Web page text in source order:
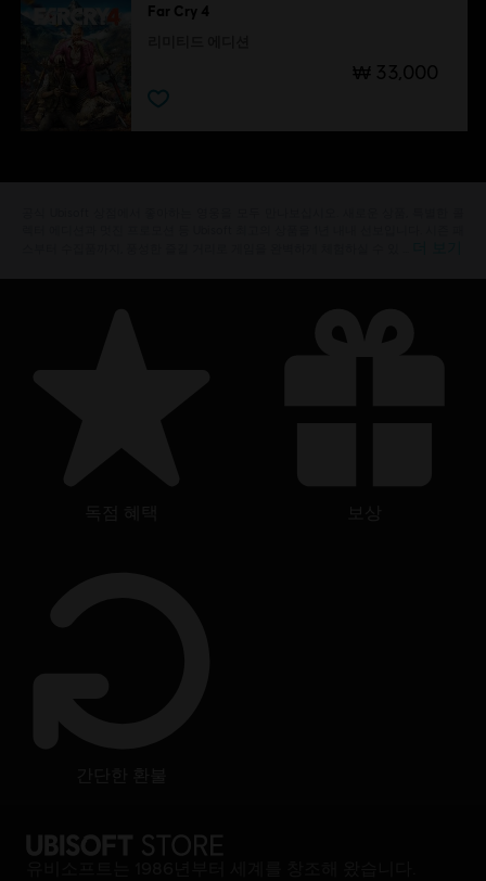
Far Cry 4
₩ 33,000